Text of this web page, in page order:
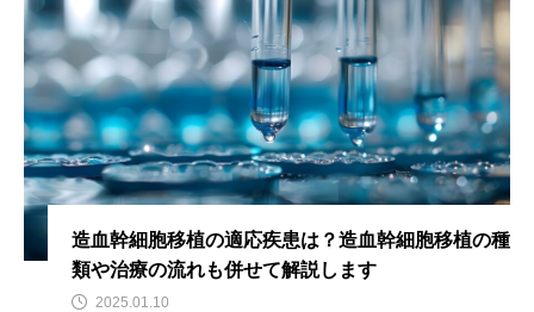
造血幹細胞移植の適応疾患は？造血幹細胞移植の種
類や治療の流れも併せて解説します
2025.01.10